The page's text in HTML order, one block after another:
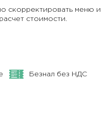
скорректировать меню и
стоимости.
Безнал без НДС